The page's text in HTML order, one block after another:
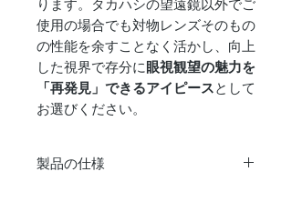
ります。タカハシの望遠鏡以外でご
使用の場合でも対物レンズそのもの
の性能を余すことなく活かし、向上
した視界で存分に 眼視観望の魅力を
「再発見」できるアイピースとして
お選びください。
製品の仕様